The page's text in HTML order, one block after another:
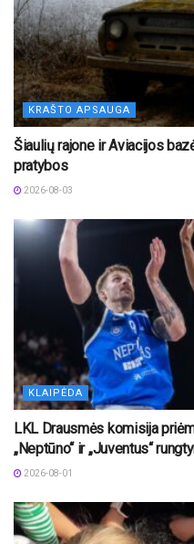
KRAŠTO APSAUGA
Šiaulių rajone ir Aviacijos
pratybos
2026-08-03
KLAIPĖDA
LKL Drausmės komisija
„Neptūno“ ir „Juventus“
2026-08-01